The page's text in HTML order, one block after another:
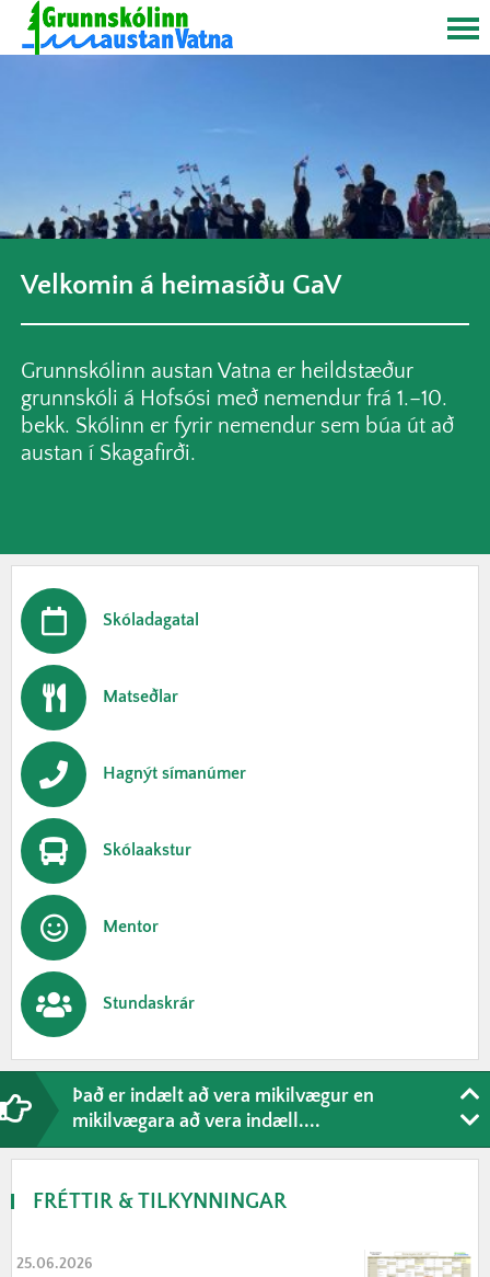
Velkomin á heimasíðu GaV
Grunnskólinn austan Vatna er heildstæður
grunnskóli á Hofsósi með nemendur frá 1.–10.
bekk. Skólinn er fyrir nemendur sem búa út að
austan í Skagafirði.
Skóladagatal
Matseðlar
Hagnýt símanúmer
Skólaakstur
Mentor
Stundaskrár
TilkynningarÞað er indælt að vera mikilvægur en
mikilvægara að vera indæll....
FRÉTTIR & TILKYNNINGAR
25.06.2026